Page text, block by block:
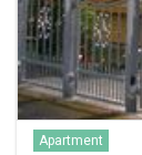
Apartment